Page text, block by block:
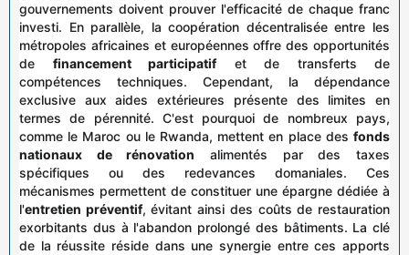
gouvernements doivent prouver l'efficacité de chaque franc
investi. En parallèle, la coopération décentralisée entre les
métropoles africaines et européennes offre des opportunités
de financement participatifet de transferts de
compétences techniques. Cependant, la dépendance
exclusive aux aides extérieures présente des limites en
termes de pérennité. C'est pourquoi de nombreux pays,
comme le Maroc ou le Rwanda, mettent en place des fonds
nationaux de rénovation alimentés par des taxes
spécifiques ou des redevances domaniales. Ces
mécanismes permettent de constituer une épargne dédiée à
l'entretien préventif, évitant ainsi des coûts de restauration
exorbitants dus à l'abandon prolongé des bâtiments. La clé
de la réussite réside dans une synergie entre ces apports